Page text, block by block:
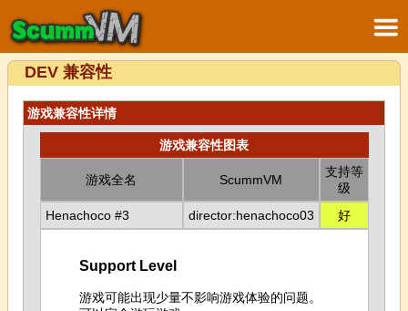
DEV 兼容性
游戏兼容性详情
游戏兼容性图表
游戏全名 ScummVM
支持等
级
Henachoco #3
director:henachoco03 好
Support Level
游戏可能出现少量不影响游戏体验的问题。